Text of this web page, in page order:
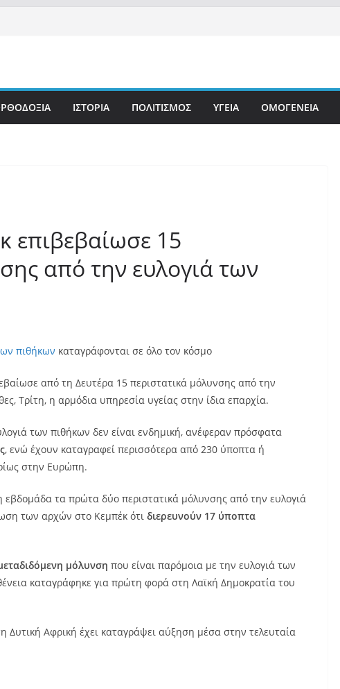
ΙΣΤΟΡΙΑ ΠΟΛΙΤΙΣΜΟΣ ΥΓΕΙΑ ΟΜΟΓΕΝΕΙΑ
επιβεβαίωσε 15
από την ευλογιά των
πιθήκων καταγράφονται σε όλο τον κόσμο
από τη Δευτέρα 15 περιστατικά μόλυνσης από την
Τρίτη, η αρμόδια υπηρεσία υγείας στην ίδια επαρχία.
των πιθήκων δεν είναι ενδημική, ανέφεραν πρόσφατα
, ενώ έχουν καταγραφεί περισσότερα από 230 ύποπτα ή
στην Ευρώπη.
τα πρώτα δύο περιστατικά μόλυνσης από την ευλογιά
των αρχών στο Κεμπέκ ότι διερευνούν 17 ύποπτα
μόλυνση που είναι παρόμοια με την ευλογιά των
καταγράφηκε για πρώτη φορά στη Λαϊκή Δημοκρατία του
Δυτική Αφρική έχει καταγράψει αύξηση μέσα στην τελευταία